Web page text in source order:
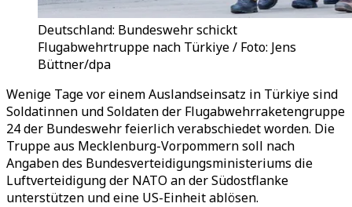
Deutschland: Bundeswehr schickt
Flugabwehrtruppe nach Türkiye / Foto: Jens
Büttner/dpa
Wenige Tage vor einem Auslandseinsatz in Türkiye sind
Soldatinnen und Soldaten der Flugabwehrraketengruppe
24 der Bundeswehr feierlich verabschiedet worden. Die
Truppe aus Mecklenburg-Vorpommern soll nach
Angaben des Bundesverteidigungsministeriums die
Luftverteidigung der NATO an der Südostflanke
unterstützen und eine US-Einheit ablösen.